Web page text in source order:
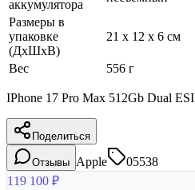
аккумулятора
Размеры в
упаковке
(ДхШхВ)
21 x 12 x 6 см
Вес 556 г
IPhone 17 Pro Max 512Gb Dual
Поделиться
Отзывы Apple
05538
119 100 ₽